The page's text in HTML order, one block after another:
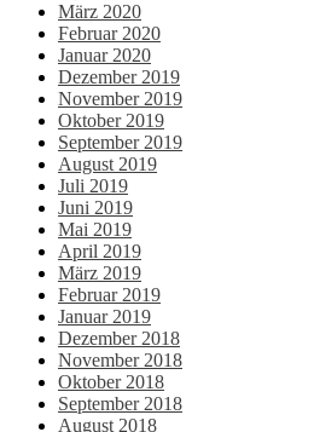
März 2020
Februar 2020
Januar 2020
Dezember 2019
November 2019
Oktober 2019
September 2019
August 2019
Juli 2019
Juni 2019
Mai 2019
April 2019
März 2019
Februar 2019
Januar 2019
Dezember 2018
November 2018
Oktober 2018
September 2018
August 2018